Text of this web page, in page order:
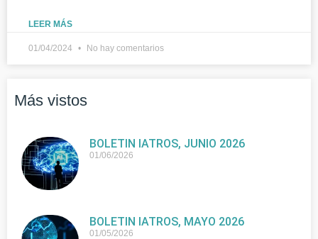
LEER MÁS
01/04/2024 No hay comentarios
Más vistos
BOLETIN IATROS, JUNIO 2026
01/06/2026
BOLETIN IATROS, MAYO 2026
01/05/2026